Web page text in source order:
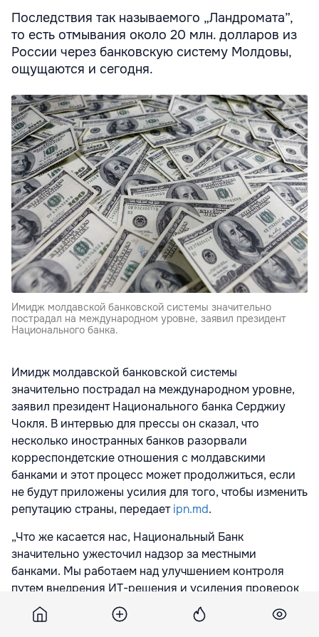
Последствия так называемого „Ландромата”,
то есть отмывания около 20 млн. долларов из
России через банковскую систему Молдовы,
ощущаются и сегодня.
Имидж молдавской банковской системы значительно
пострадал на международном уровне, заявил президент
Национального банка.
Имидж молдавской банковской системы
значительно пострадал на международном уровне,
заявил президент Национального банка Серджиу
Чокля. В интервью для прессы он сказал, что
несколько иностранных банков разорвали
корреспондетские отношения с молдавскими
банками и этот процесс может продолжиться, если
не будут приложены усилия для того, чтобы изменить
репутацию страны, передаетipn.md.
„Что же касается нас, Национальный Банк
значительно ужесточил надзор за местными
банками. Мы работаем над улучшением контроля
путем внедрения ИТ-решения и усиления проверок
на местах. Я попросил все банки пройти внешний
аудит, специализирующийся в области борьбы с